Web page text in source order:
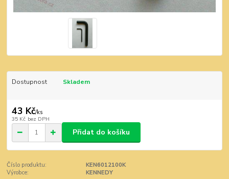
Dostupnost Skladem
43 Kč/ks
35 Kč bez DPH
Přidat do košíku
Číslo produktu:
KEN6012100K
Výrobce:
KENNEDY